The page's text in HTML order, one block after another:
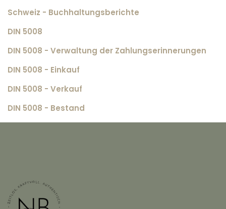
Schweiz - Buchhaltungsberichte
DIN 5008
DIN 5008 - Verwaltung der Zahlungserinnerungen
DIN 5008 - Einkauf
DIN 5008 - Verkauf
DIN 5008 - Bestand